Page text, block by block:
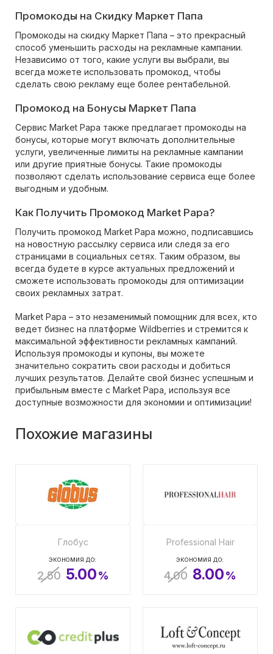
Промокоды на Скидку Маркет Папа
Промокоды на скидку Маркет Папа – это прекрасный
способ уменьшить расходы на рекламные кампании.
Независимо от того, какие услуги вы выбрали, вы
всегда можете использовать промокод, чтобы
сделать свою рекламу еще более рентабельной.
Промокод на Бонусы Маркет Папа
Сервис Market Papa также предлагает промокоды на
бонусы, которые могут включать дополнительные
услуги, увеличенные лимиты на рекламные кампании
или другие приятные бонусы. Такие промокоды
позволяют сделать использование сервиса еще более
выгодным и удобным.
Как Получить Промокод Market Papa?
Получить промокод Market Papa можно, подписавшись
на новостную рассылку сервиса или следя за его
страницами в социальных сетях. Таким образом, вы
всегда будете в курсе актуальных предложений и
сможете использовать промокоды для оптимизации
своих рекламных затрат.
Market Papa – это незаменимый помощник для всех, кто
ведет бизнес на платформе Wildberries и стремится к
максимальной эффективности рекламных кампаний.
Используя промокоды и купоны, вы можете
значительно сократить свои расходы и добиться
лучших результатов. Делайте свой бизнес успешным и
прибыльным вместе с Market Papa, используя все
доступные возможности для экономии и оптимизации!
Похожие магазины
Глобус
ЭКОНОМИЯ ДО:
2.50 5.00%
Professional Hair
ЭКОНОМИЯ ДО:
4.00 8.00%